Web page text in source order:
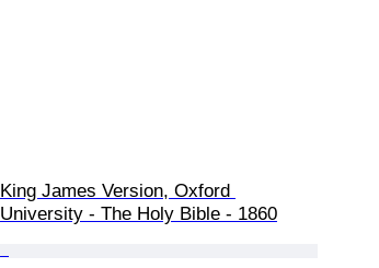
King James Version, Oxford
University - The Holy Bible - 1860